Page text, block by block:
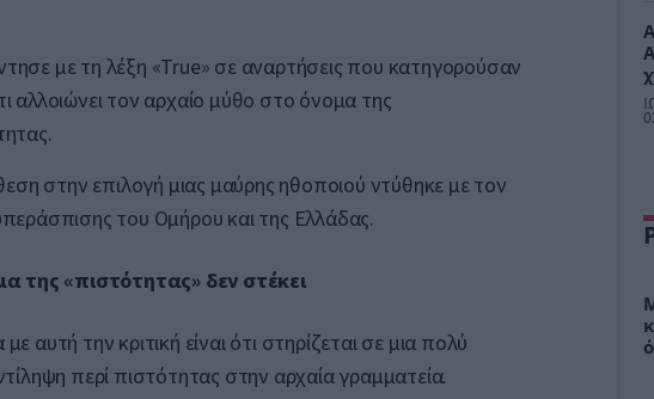
με τη λέξη «True» σε αναρτήσεις που κατηγορούσαν
αλλοιώνει τον αρχαίο μύθο στο όνομα της
στην επιλογή μιας μαύρης ηθοποιού ντύθηκε με τον
του Ομήρου και της Ελλάδας.
της «πιστότητας» δεν στέκει
αυτή την κριτική είναι ότι στηρίζεται σε μια πολύ
περί πιστότητας στην αρχαία γραμματεία.